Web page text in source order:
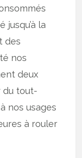
jusqu’à la
des
nos
deux
du tout-
nos usages
à rouler